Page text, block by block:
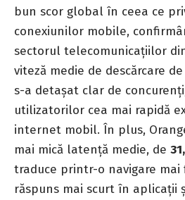
bun scor global în ceea ce
conexiunilor mobile,
sectorul telecomunicațiilor
viteză medie de descărcare de
s-a detașat clar de
utilizatorilor cea mai rapidă
internet mobil. În plus,
mai mică latență medie, de
traduce printr-o navigare
răspuns mai scurt în aplicații